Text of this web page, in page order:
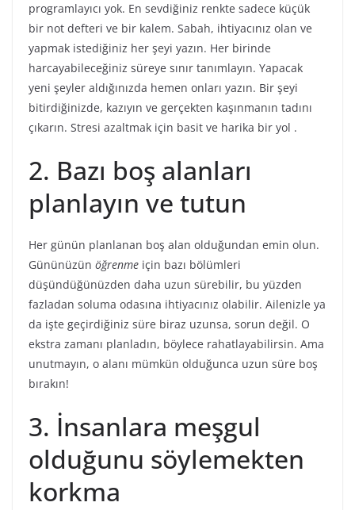
programlayıcı yok. En sevdiğiniz renkte sadece küçük
bir not defteri ve bir kalem. Sabah, ihtiyacınız olan ve
yapmak istediğiniz her şeyi yazın. Her birinde
harcayabileceğiniz süreye sınır tanımlayın. Yapacak
yeni şeyler aldığınızda hemen onları yazın. Bir şeyi
bitirdiğinizde, kazıyın ve gerçekten kaşınmanın tadını
çıkarın. Stresi azaltmak için basit ve harika bir yol .
2. Bazı boş alanları
planlayın ve tutun
Her günün planlanan boş alan olduğundan emin olun.
Gününüzün öğrenme için bazı bölümleri
düşündüğünüzden daha uzun sürebilir, bu yüzden
fazladan soluma odasına ihtiyacınız olabilir. Ailenizle ya
da işte geçirdiğiniz süre biraz uzunsa, sorun değil. O
ekstra zamanı planladın, böylece rahatlayabilirsin. Ama
unutmayın, o alanı mümkün olduğunca uzun süre boş
bırakın!
3. İnsanlara meşgul
olduğunu söylemekten
korkma